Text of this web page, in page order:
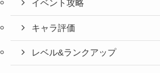
イベント攻略
キャラ評価
レベル&ランクアップ